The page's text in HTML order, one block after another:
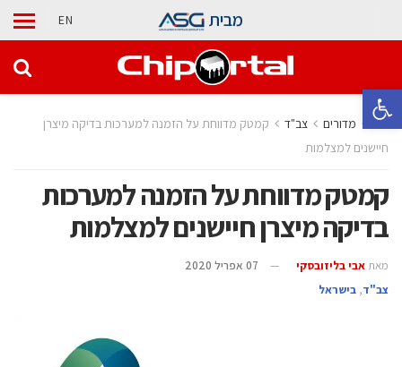
פתח סרגל נגישות
מבית EN
בית מדורים ‫צב"ד‬
קמטק מדווחת על הזמנה למערכות בדיקה מיצרן
חיישנים למצלמות
קמטק מדווחת על הזמנה למערכות
בדיקה מיצרן חיישנים למצלמות
מאת אבי בליזובסקי
07 אפריל 2020
‫צב"ד‬, בישראל